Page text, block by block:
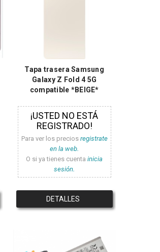
Tapa trasera Samsung
Galaxy Z Fold 4 5G
compatible *BEIGE*
¡USTED NO ESTÁ
REGISTRADO!
Para ver los precios registrate
en la web.
O si ya tienes cuentainicia
sesión.
DETALLES